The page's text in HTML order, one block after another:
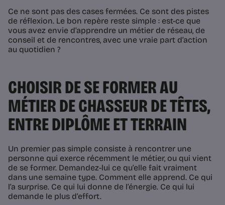
Ce ne sont pas des cases fermées. Ce sont des pistes
de réflexion. Le bon repère reste simple : est-ce que
vous avez envie d’apprendre un métier de réseau, de
conseil et de rencontres, avec une vraie part d’action
au quotidien ?
CHOISIR DE SE FORMER AU
MÉTIER DE CHASSEUR DE TÊTES,
ENTRE DIPLÔME ET TERRAIN
Un premier pas simple consiste à rencontrer une
personne qui exerce récemment le métier, ou qui vient
de se former. Demandez-lui ce qu’elle fait vraiment
dans une semaine type. Comment elle apprend. Ce qui
l’a surprise. Ce qui lui donne de l’énergie. Ce qui lui
demande le plus d’effort.